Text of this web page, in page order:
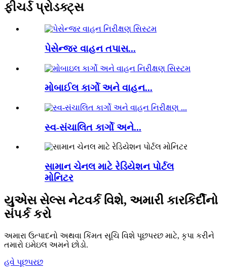
ફીચર્ડ પ્રોડક્ટ્સ
પેસેન્જર વાહન તપાસ...
મોબાઈલ કાર્ગો અને વાહન...
સ્વ-સંચાલિત કાર્ગો અને...
સામાન ચેનલ માટે રેડિયેશન પોર્ટલ
મોનિટર
યુએસ સેલ્સ નેટવર્ક વિશે, અમારી કારકિર્દીનો
સંપર્ક કરો
અમારા ઉત્પાદનો અથવા કિંમત સૂચિ વિશે પૂછપરછ માટે, કૃપા કરીને
તમારો ઇમેઇલ અમને છોડો.
હવે પૂછપરછ